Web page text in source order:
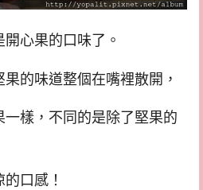
心果的口味了。
的味道整個在嘴裡散開，
樣，不同的是除了堅果的
口感！